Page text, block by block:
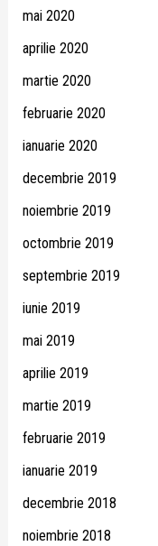
mai 2020
aprilie 2020
martie 2020
februarie 2020
ianuarie 2020
decembrie 2019
noiembrie 2019
octombrie 2019
septembrie 2019
iunie 2019
mai 2019
aprilie 2019
martie 2019
februarie 2019
ianuarie 2019
decembrie 2018
noiembrie 2018